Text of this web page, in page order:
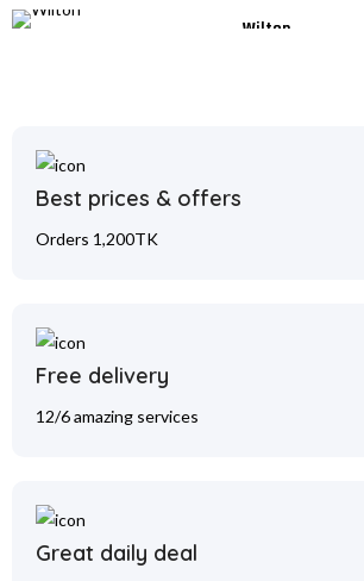
Wilton
Best prices & offers
Orders 1,200TK
Free delivery
12/6 amazing services
Great daily deal